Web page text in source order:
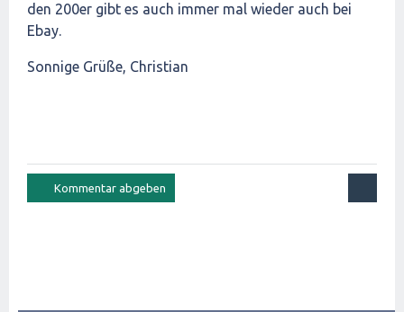
den 200er gibt es auch immer mal wieder auch bei
Ebay.
Sonnige Grüße, Christian